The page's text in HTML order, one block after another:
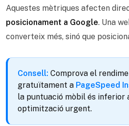
Aquestes mètriques afecten
posicionament a Google. Una
converteix més, sinó que
Consell: Comprova el
gratuïtament a PageSpeed
la puntuació mòbil és inferior
optimització urgent.